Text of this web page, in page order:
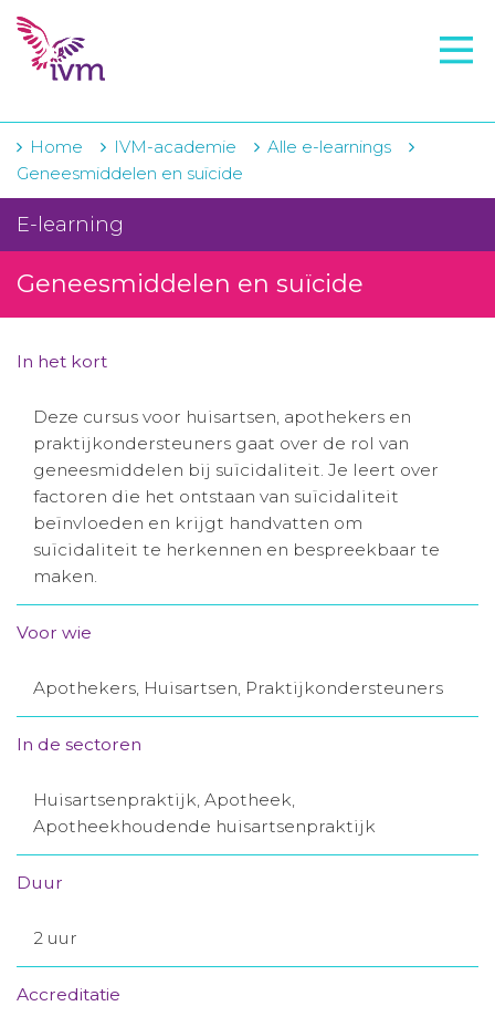
VMI
IVM-academie
Zorginstellingen
Voorschrijfgedrag
Projecten
Contact
Winkelwagentje
Aanmelden nieuwsbrief
Home IVM-academie
Alle e-learnings
Geneesmiddelen en suïcide
E-learning
Geneesmiddelen en suïcide
In het kort
Deze cursus voor huisartsen, apothekers en
praktijkondersteuners gaat over de rol van
geneesmiddelen bij suïcidaliteit. Je leert over
factoren die het ontstaan van suïcidaliteit
beïnvloeden en krijgt handvatten om
suïcidaliteit te herkennen en bespreekbaar te
maken.
Voor wie
Apothekers, Huisartsen, Praktijkondersteuners
In de sectoren
Huisartsenpraktijk, Apotheek,
Apotheekhoudende huisartsenpraktijk
Duur
2 uur
Accreditatie